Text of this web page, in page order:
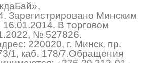
Зарегистрировано Минским
16.01.2014. В торговом
№ 527826.
220020, г. Минск, пр.
1, каб. 178/7.Обращения